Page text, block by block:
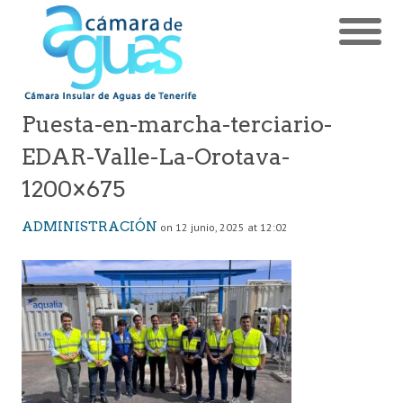
Puesta-en-marcha-terciario-
EDAR-Valle-La-Orotava-
1200×675
ADMINISTRACIÓN on 12 junio, 2025 at 12:02